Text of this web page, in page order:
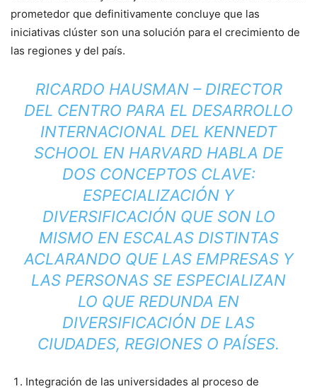
prometedor que definitivamente concluye que las
iniciativas clúster son una solución para el crecimiento de
las regiones y del país.
RICARDO HAUSMAN – DIRECTOR
DEL CENTRO PARA EL DESARROLLO
INTERNACIONAL DEL KENNEDT
SCHOOL EN HARVARD HABLA DE
DOS CONCEPTOS CLAVE:
ESPECIALIZACIÓN Y
DIVERSIFICACIÓN QUE SON LO
MISMO EN ESCALAS DISTINTAS
ACLARANDO QUE LAS EMPRESAS Y
LAS PERSONAS SE ESPECIALIZAN
LO QUE REDUNDA EN
DIVERSIFICACIÓN DE LAS
CIUDADES, REGIONES O PAÍSES.
Integración de las universidades al proceso de